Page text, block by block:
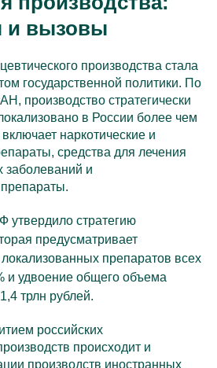
и вызовы
производства стала
государственной политики. По
производство стратегически
в России более чем
наркотические и
средства для лечения
заболеваний и
утвердило стратегию
предусматривает
препаратов всех
и удвоение общего объема
трлн рублей.
российских
происходит и
производств иностранных